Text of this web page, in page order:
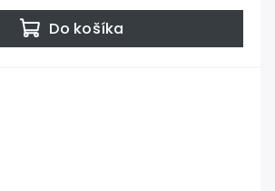
Do košíka